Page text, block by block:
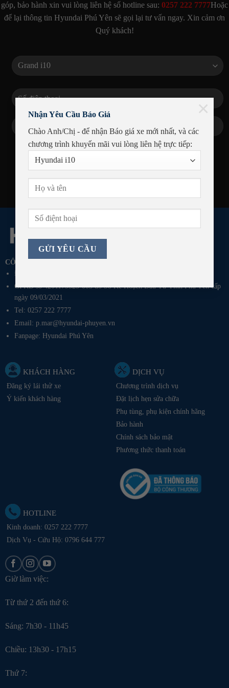
Nhận Yêu Cầu Báo Giá
Chào Anh/Chị - để nhận Báo giá xe mới nhất, và các
chương trình khuyến mãi vui lòng liên hệ trực tiếp:
×
góp, bảo hành xin vui lòng liên hệ số hotline sau: 0257 222 7777Hoặc
để lại thông tin Hyundai Phú Yên sẽ gọi lại tư vấn ngay. Xin cảm ơn
Quý khách!
CÔNG TY TNHH TÍN THANH PHÚ YÊN
Địa Chỉ: QL1A, Thôn Phú Vang, Phường Bình Kiến, Tỉnh Đắk Lắk
GPKD số 4201179523-003 do Sở Kế Hoạch Đầu Tư Tỉnh Phú Yên cấp
ngày 09/03/2021
Tel: 0257 222 7777
Email: p.mar@hyundai-phuyen.vn
Fanpage: Hyundai Phú Yên
KHÁCH HÀNG
Đăng ký lái thử xe
Ý kiến khách hàng
DỊCH VỤ
Chương trình dịch vụ
Đặt lịch hẹn sửa chữa
Phụ tùng, phụ kiện chính hãng
Bảo hành
Chính sách bảo mật
Phương thức thanh toán
HOTLINE
Kinh doanh: 0257 222 7777
Dịch Vụ - Cứu Hộ: 0796 644 777
Giờ làm việc:
Từ thứ 2 đến thứ 6:
Sáng: 7h30 - 11h45
Chiều: 13h30 - 17h15
Thứ 7: